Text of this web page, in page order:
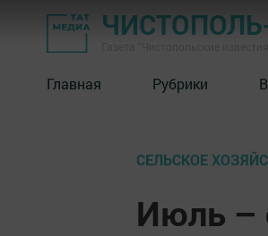
Главная Рубрики
СЕЛЬСКОЕ
Июль –